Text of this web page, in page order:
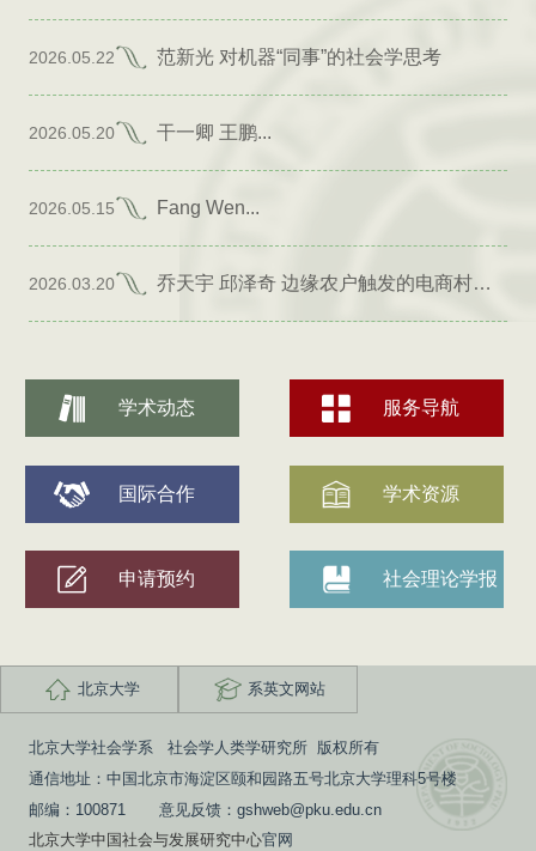
2026.05.22 范新光 对机器“同事”的社会学思考
2026.05.20 干一卿 王鹏...
2026.05.15 Fang Wen...
2026.03.20 乔天宇 邱泽奇 边缘农户触发的电商村形成
学术动态 服务导航
国际合作 学术资源
申请预约 社会理论学报
北京大学 系英文网站
北京大学社会学系 社会学人类学研究所 版权所有
通信地址：中国北京市海淀区颐和园路五号北京大学理科5号楼
邮编：100871 意见反馈：gshweb@pku.edu.cn
北京大学中国社会与发展研究中心官网